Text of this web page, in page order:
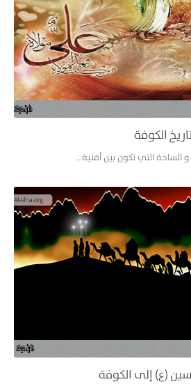
الكوفة
الساحة التي تكون بين أفنية…
(ع) إلى الكوفة